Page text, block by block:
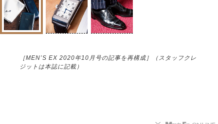
［MEN’S EX 2020年10月号の記事を再構成］（スタッフクレ
ジットは本誌に記載）